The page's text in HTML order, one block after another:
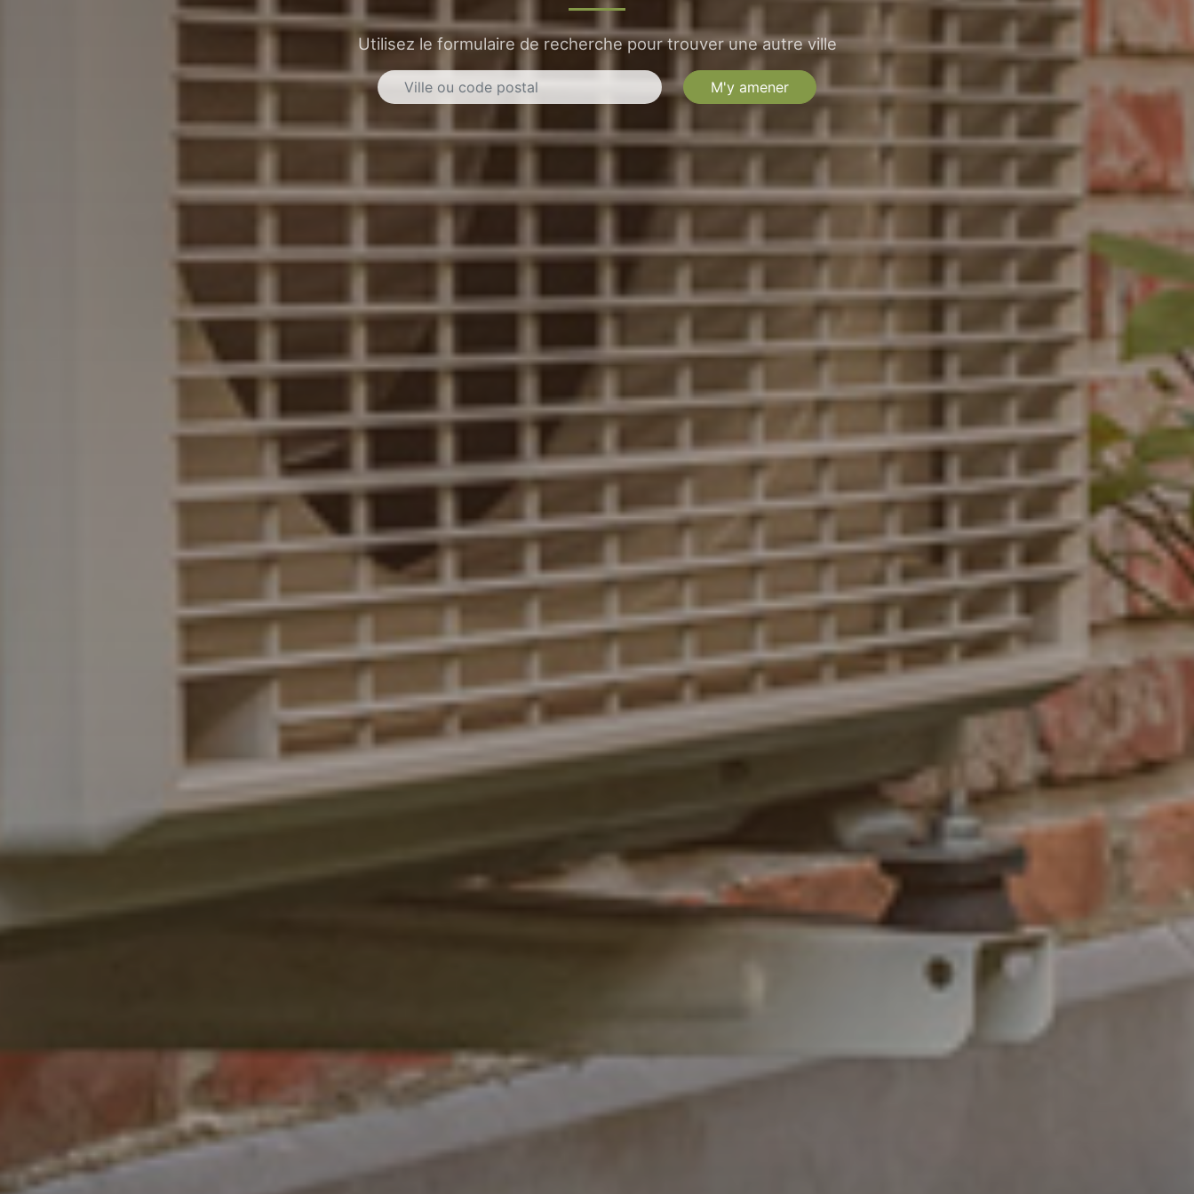
Utilisez le formulaire de recherche pour trouver une autre ville
M'y amener